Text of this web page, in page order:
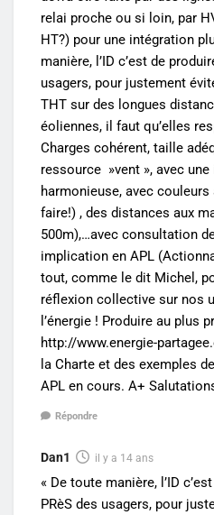
relai proche ou si loin, par
HT?) pour une intégration
manière, l’ID c’est de
usagers, pour justement
THT sur des longues
éoliennes, il faut qu’elles
Charges cohérent, taille
ressource »vent », avec
harmonieuse, avec
faire!) , des distances aux
500m),…avec consultation
implication en APL
tout, comme le dit Michel,
réflexion collective sur nos
l’énergie ! Produire au plus
http://www.energie-
la Charte et des exemples
APL en cours. A+
Répondre
Dan1 il y a 14 ans
« De toute manière, l’ID
PRèS des usagers, pour